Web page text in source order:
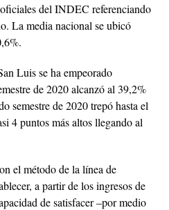
del INDEC referenciando
La media nacional se ubicó
Luis se ha empeorado
de 2020 alcanzó al 39,2%
semestre de 2020 trepó hasta el
4 puntos más altos llegando al
el método de la línea de
a partir de los ingresos de
de satisfacer –por medio